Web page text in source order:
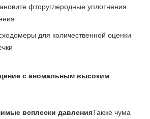
фторуглеродные уплотнения
для количественной оценки
с аномальным высоким
всплески давленияТакже чума